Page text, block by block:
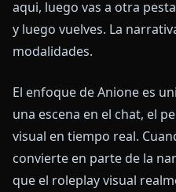
aqui, luego vas a otra
y luego vuelves. La
modalidades.
El enfoque de Anione es
una escena en el chat, el
visual en tiempo real.
convierte en parte de la
que el roleplay visual